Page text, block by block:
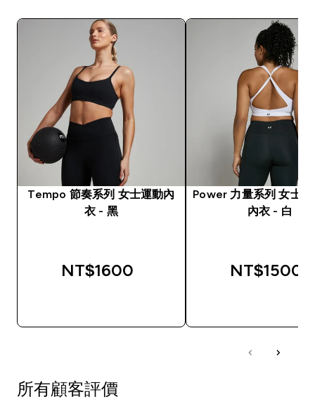
Tempo 節奏系列 女士運動內
衣 - 黑
NT$1600‎
Power 力量系列 女士
內衣 - 白
NT$1500‎
所有顧客評價